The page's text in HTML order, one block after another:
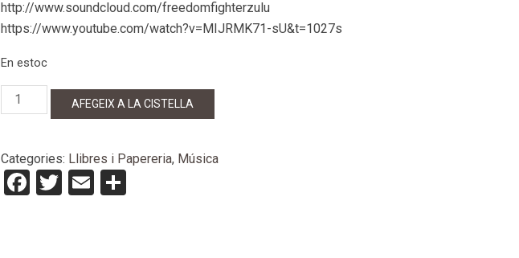
http://www.soundcloud.com/freedomfighterzulu
https://www.youtube.com/watch?v=MIJRMK71-sU&t=1027s
En estoc
quantitat
de
CD
"Cerrando
etapas"
AFEGEIX A LA CISTELLA
Categories: Llibres i Papereria, Música
Facebook
Twitter
EmailComparteix